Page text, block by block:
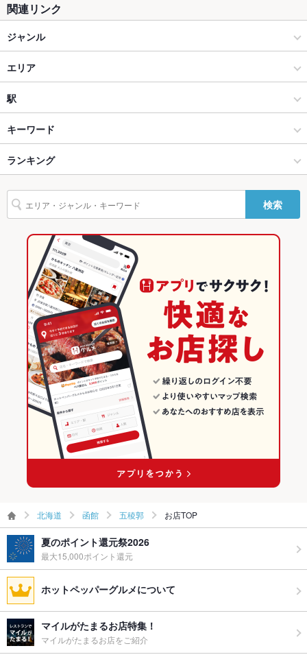
貸切 貸切可 ：最大40名様までご利用いただけます。
設備
Wi-Fi
バリアフリ
ー
駐車場
その他設備
あり
食べ放題 なし
日本酒充実
お子様連れ お子様連れ不可
ウェディン
グパーティ
ー二次会
－
お祝い・サ
可
－
関連リンク
ジャンル
居酒屋
洋・和洋・各国料理・その他
函館 × 居酒屋
函館 × 洋・和洋・各国料理・その他
中央病院前駅 × 居酒屋
中央病院前駅 × 洋・和洋・各国料理・その他
中華全般
函館 × 中華
函館 × 中華全般
中央病院前駅 × 中華
中央病院前駅 × 中華全般
エリア
五稜郭
五稜郭 × 居酒屋
五稜郭 × 洋・和洋・各国料理・その他
五稜郭 × 中華
五稜郭 × 中華全般
北海道 × 居酒屋
北海道 × 洋・和洋・各国料理・その他
北海道 × 中華
北海道 × 中華全般
駅
五稜郭駅
五稜郭公園前駅
中央病院前駅
キーワード
手羽先 からあげ
揚げ餃子
ランキング
北海道のグルメランキング
北海道の居酒屋ランキング
函館のグルメランキング
函館の居酒屋ランキング
五稜郭のグルメランキング
五稜郭の居酒屋ランキング
検索
北海道 函館 五稜郭 お店TOP
夏のポイント還元祭2026
最大15,000ポイント還元
ホットペッパーグルメについて
マイルがたまるお店特集！
マイルがたまるお店をご紹介